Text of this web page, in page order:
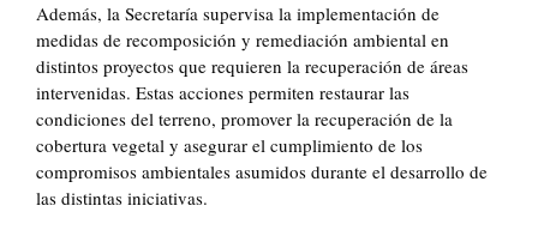
Además, la Secretaría supervisa la implementación de
medidas de recomposición y remediación ambiental en
distintos proyectos que requieren la recuperación de áreas
intervenidas. Estas acciones permiten restaurar las
condiciones del terreno, promover la recuperación de la
cobertura vegetal y asegurar el cumplimiento de los
compromisos ambientales asumidos durante el desarrollo de
las distintas iniciativas.